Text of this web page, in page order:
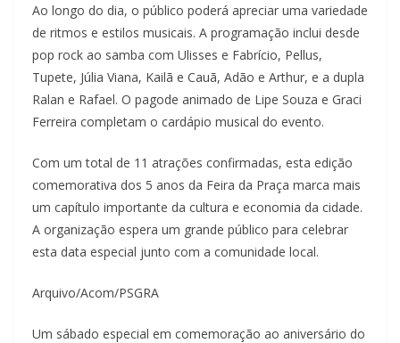
Ao longo do dia, o público poderá apreciar uma variedade
de ritmos e estilos musicais. A programação inclui desde
pop rock ao samba com Ulisses e Fabrício, Pellus,
Tupete, Júlia Viana, Kailã e Cauã, Adão e Arthur, e a dupla
Ralan e Rafael. O pagode animado de Lipe Souza e Graci
Ferreira completam o cardápio musical do evento.
Com um total de 11 atrações confirmadas, esta edição
comemorativa dos 5 anos da Feira da Praça marca mais
um capítulo importante da cultura e economia da cidade.
A organização espera um grande público para celebrar
esta data especial junto com a comunidade local.
Arquivo/Acom/PSGRA
Um sábado especial em comemoração ao aniversário do